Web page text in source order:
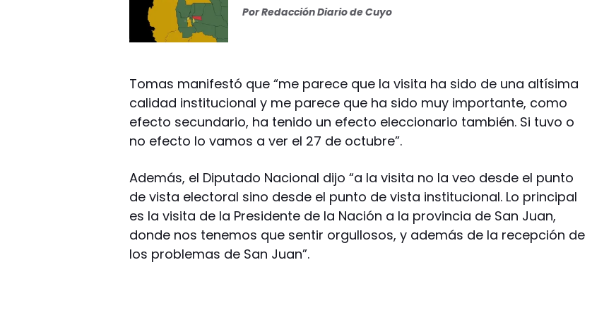
PorRedacción Diario de Cuyo
Tomas manifestó que “me parece que la visita ha sido de una altísima
calidad institucional y me parece que ha sido muy importante, como
efecto secundario, ha tenido un efecto eleccionario también. Si tuvo o
no efecto lo vamos a ver el 27 de octubre”.
Además, el Diputado Nacional dijo “a la visita no la veo desde el punto
de vista electoral sino desde el punto de vista institucional. Lo principal
es la visita de la Presidente de la Nación a la provincia de San Juan,
donde nos tenemos que sentir orgullosos, y además de la recepción de
los problemas de San Juan”.